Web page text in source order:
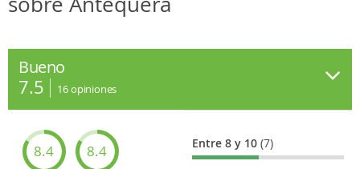
Bueno
7.5 16opiniones
8.4 8.4 Entre 8 y 10(7)